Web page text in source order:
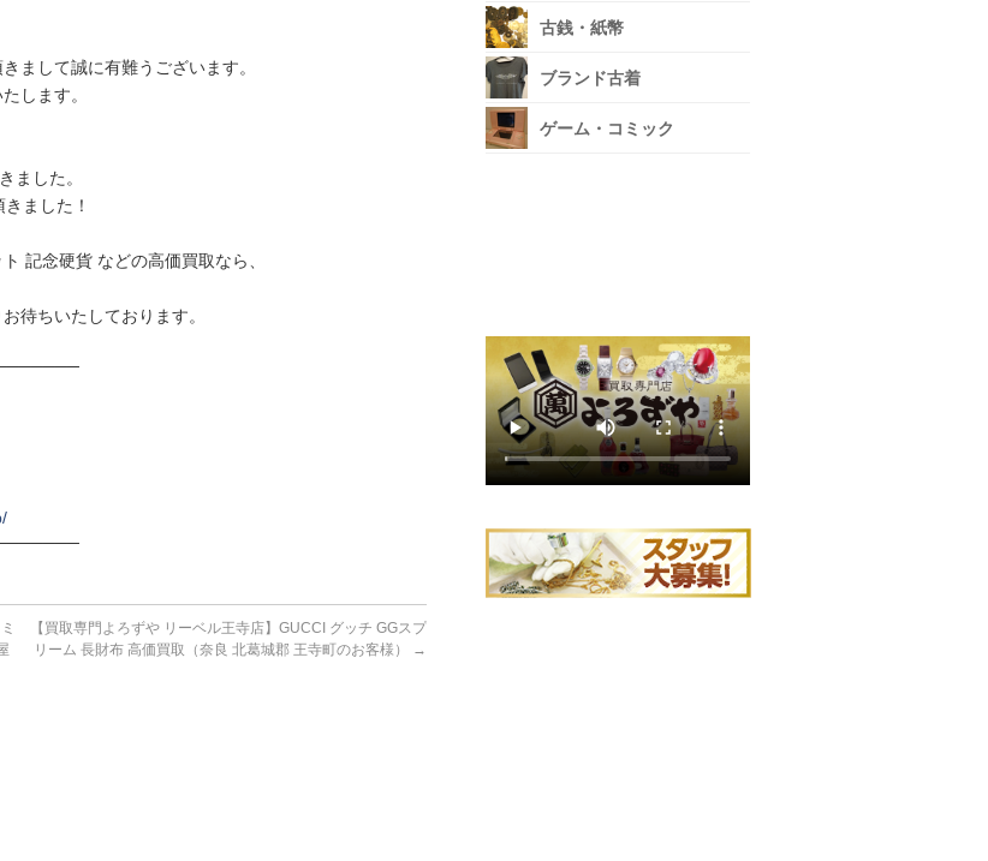
まして誠に有難うございます。
します。
ました。
ました！
記念硬貨 などの高価買取なら、
待ちいたしております。
【買取専門よろずや リーベル王寺店】GUCCI グッチ GGスプ
リーム 長財布 高価買取（奈良 北葛城郡 王寺町のお客様）
→
古銭・紙幣
ブランド古着
ゲーム・コミック